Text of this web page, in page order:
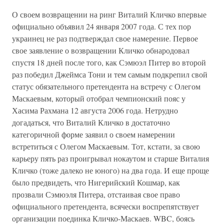
О своем возвращении на ринг Виталий Кличко впервые
официально объявил 24 января 2007 года. С тех пор
украинец не раз подтверждал свое намерение. Первое
свое заявление о возвращении Кличко обнародовал
спустя 18 дней после того, как Сэмюэл Питер во второй
раз победил Джеймса Тони и тем самым подкрепил свой
статус обязательного претендента на встречу с Олегом
Маскаевым, который отобрал чемпионский пояс у
Хасима Рахмана 12 августа 2006 года. Нетрудно
догадаться, что Виталий Кличко в достаточно
категоричной форме заявил о своем намерении
встретиться с Олегом Маскаевым. Тот, кстати, за свою
карьеру пять раз проигрывал нокаутом и старше Виталия
Кличко (тоже далеко не юного) на два года. И еще проще
было предвидеть, что Нигерийский Кошмар, как
прозвали Сэмюэля Питера, отстаивая свое право
официального претендента, всячески воспрепятствует
организации поединка Кличко-Маскаев. WBC, боясь